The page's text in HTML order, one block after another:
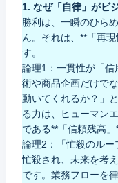
1. なぜ「自律」がビ
勝利は、一瞬のひら
ん。それは、**「再
す。
論理1：一貫性が「
術や商品企画だけで
動いてくれるか？」
る力は、ヒューマン
である**「信頼残高
論理2：「忙殺のルー
忙殺され、未来を考
です。業務フローを